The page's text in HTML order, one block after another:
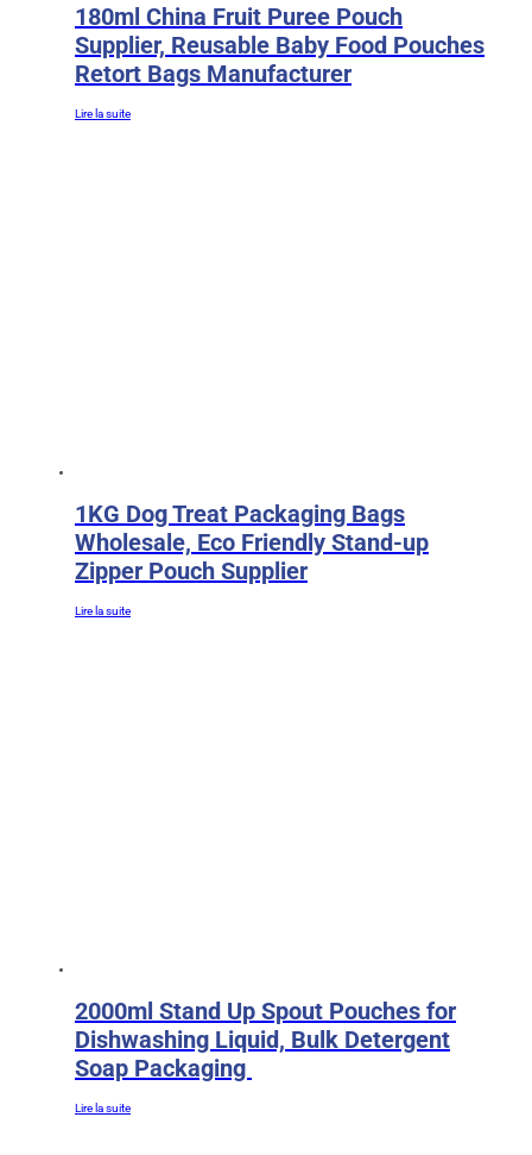
180ml China Fruit Puree Pouch
Supplier, Reusable Baby Food Pouches
Retort Bags Manufacturer
Lire la suite
1KG Dog Treat Packaging Bags
Wholesale, Eco Friendly Stand-up
Zipper Pouch Supplier
Lire la suite
2000ml Stand Up Spout Pouches for
Dishwashing Liquid, Bulk Detergent
Soap Packaging
Lire la suite